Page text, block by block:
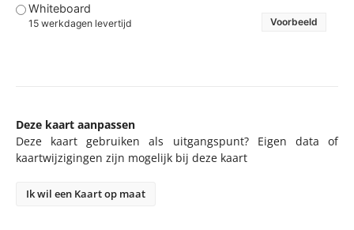
Whiteboard
15 werkdagen levertijd Voorbeeld
Deze kaart aanpassen
Deze kaart gebruiken als uitgangspunt? Eigen data of
kaartwijzigingen zijn mogelijk bij deze kaart
Ik wil een Kaart op maat